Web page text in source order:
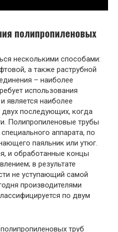
полипропиленовых
несколькими способами:
а также раструбной
– наиболее
использования
является наиболее
последующих, когда
Полипропиленовые трубы
аппарата, по
паяльник или утюг.
и обработанные концы
в результате
не уступающий самой
производителями
по двум